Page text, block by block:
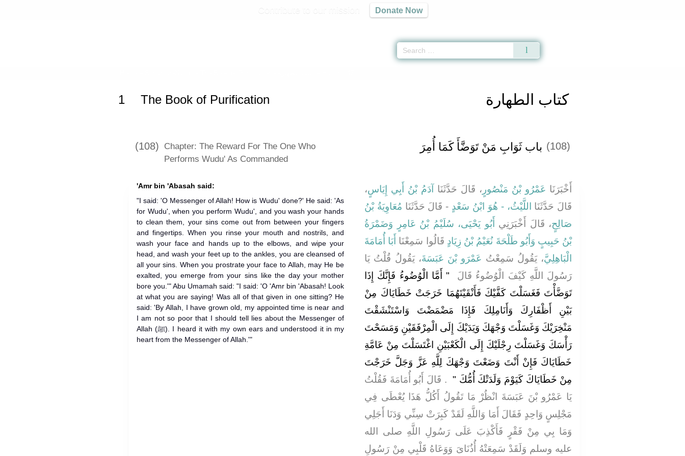
Donate Now
كتاب الطهارة 1 The Book of Purification
(108) Chapter: The Reward For The One Who
Performs Wudu' As Commanded
(108) باب ثَوَابِ مَنْ تَوَضَّأَ كَمَا أُمِرَ
'Amr bin 'Abasah said:
"I said: 'O Messenger of Allah! How is Wudu' done?' He said: 'As
for Wudu', when you perform Wudu', and you wash your hands
to clean them, your sins come out from between your fingers
and fingertips. When you rinse your mouth and nostrils, and
wash your face and hands up to the elbows, and wipe your
head, and wash your feet up to the ankles, you are cleansed of
all your sins. When you prostrate your face to Allah, may He be
exalted, you emerge from your sins like the day your mother
bore you.'" Abu Umamah said: "I said: 'O 'Amr bin 'Abasah! Look
at what you are saying! Was all of that given in one sitting? He
said: 'By Allah, I have grown old, my appointed time is near and
I am not so poor that I should tell lies about the Messenger of
Allah (ﷺ). I heard it with my own ears and understood it in my
heart from the Messenger of Allah.'"
أَخْبَرَنَا عَمْرُو بْنُ مَنْصُورٍ ، قَالَ حَدَّثَنَا آدَمُ بْنُ أَبِي إِيَاسٍ،
قَالَ حَدَّثَنَا
اللَّيْثُ، - هُوَ ابْنُ سَعْدٍ - قَالَ حَدَّثَنَا مُعَاوِيَةُ بْنُ
صَالِحٍ، قَالَ أَخْبَرَنِي أَبُو يَحْيَى، سُلَيْمُ بْنُ عَامِرٍ
وَضَمْرَةُ
بْنُ حَبِيبٍ وَأَبُو طَلْحَةَ نُعَيْمُ بْنُ زِيَادٍ قَالُوا سَمِعْنَا أَبَا أُمَامَةَ
الْبَاهِلِيَّ، يَقُولُ سَمِعْتُ عَمْرَو بْنَ عَبَسَةَ، يَقُولُ قُلْتُ يَا
رَسُولَ اللَّهِ كَيْفَ الْوُضُوءُ قَالَ ‏
"‏ أَمَّا الْوُضُوءُ فَإِنَّكَ إِذَا
تَوَضَّأْتَ فَغَسَلْتَ كَفَّيْكَ فَأَنْقَيْتَهُمَا خَرَجَتْ خَطَايَاكَ مِنْ
بَيْنِ أَظْفَارِكَ وَأَنَامِلِكَ فَإِذَا مَضْمَضْتَ وَاسْتَنْشَقْتَ
مَنْخِرَيْكَ وَغَسَلْتَ وَجْهَكَ وَيَدَيْكَ إِلَى الْمِرْفَقَيْنِ وَمَسَحْتَ
رَأْسَكَ وَغَسَلْتَ رِجْلَيْكَ إِلَى الْكَعْبَيْنِ اغْتَسَلْتَ مِنْ عَامَّةِ
خَطَايَاكَ فَإِنْ أَنْتَ وَضَعْتَ وَجْهَكَ لِلَّهِ عَزَّ وَجَلَّ خَرَجْتَ
مِنْ خَطَايَاكَ كَيَوْمَ وَلَدَتْكَ أُمُّكَ ‏" ‏ ‏.‏ قَالَ أَبُو أُمَامَةَ فَقُلْتُ
يَا عَمْرُو بْنَ عَبَسَةَ انْظُرْ مَا تَقُولُ أَكُلُّ هَذَا يُعْطَى فِي
مَجْلِسٍ وَاحِدٍ فَقَالَ أَمَا وَاللَّهِ لَقَدْ كَبِرَتْ سِنِّي وَدَنَا أَجَلِي
وَمَا بِي مِنْ فَقْرٍ فَأَكْذِبَ عَلَى رَسُولِ اللَّهِ صلى الله
عليه وسلم وَلَقَدْ سَمِعَتْهُ أُذُنَاىَ وَوَعَاهُ قَلْبِي مِنْ رَسُولِ